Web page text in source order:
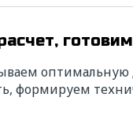
оптимальную
формируем